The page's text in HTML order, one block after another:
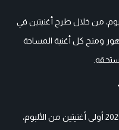
من خلال طرح أغنيتين في
ومنح كل أغنية المساحة
وكان ناصيف قد طرح في سبتمبر/أيلول 2025 أولى أغنيتين من الألبوم،